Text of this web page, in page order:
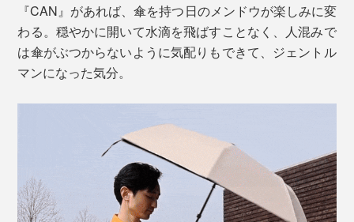
『CAN』があれば、傘を持つ日のメンドウが楽しみに変
わる。穏やかに開いて水滴を飛ばすことなく、人混みで
は傘がぶつからないように気配りもできて、ジェントル
マンになった気分。